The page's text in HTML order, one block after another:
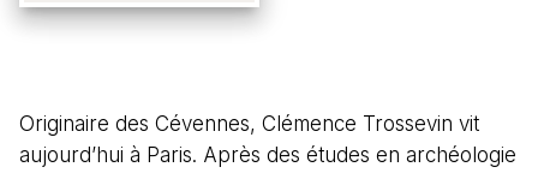
Originaire des Cévennes, Clémence Trossevin vit
aujourd’hui à Paris. Après des études en archéologie